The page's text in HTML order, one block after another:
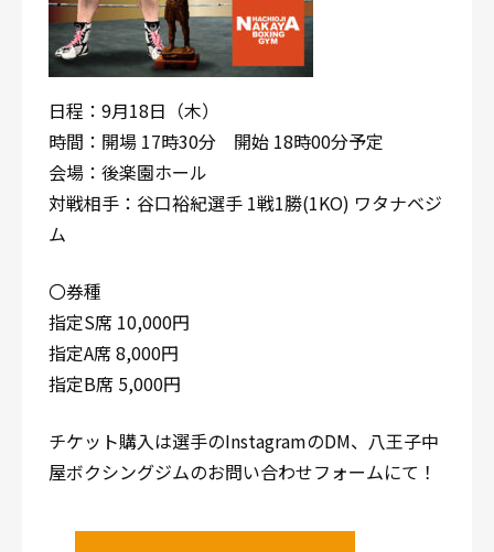
日程：9月18日（木）
時間：開場 17時30分 開始 18時00分予定
会場：後楽園ホール
対戦相手：谷口裕紀選手 1戦1勝(1KO) ワタナベジ
ム
〇券種
指定S席 10,000円
指定A席 8,000円
指定B席 5,000円
チケット購入は選手のInstagramのDM、八王子中
屋ボクシングジムのお問い合わせフォームにて！